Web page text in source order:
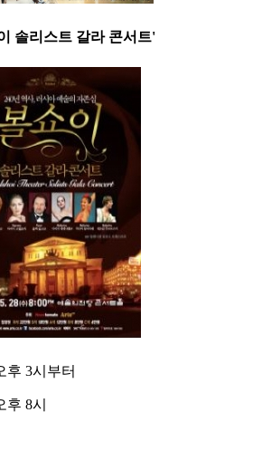
솔리스트 갈라 콘서트'
후 3시부터
후 8시